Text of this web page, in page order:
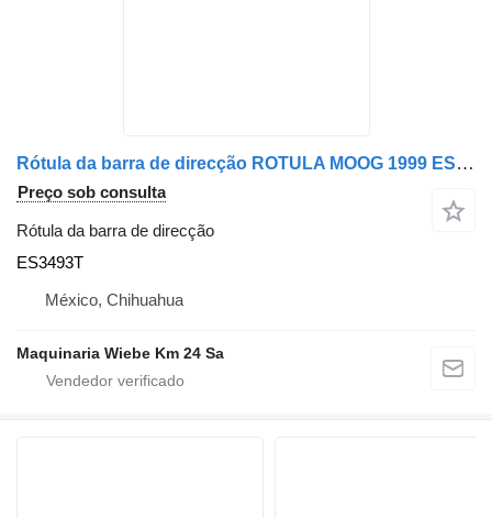
Rótula da barra de direcção ROTULA MOOG 1999 ES3493T para carro GMC
Preço sob consulta
Rótula da barra de direcção
ES3493T
México, Chihuahua
Maquinaria Wiebe Km 24 Sa